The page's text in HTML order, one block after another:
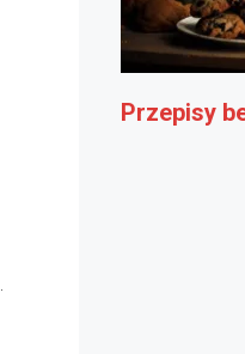
Przepisy